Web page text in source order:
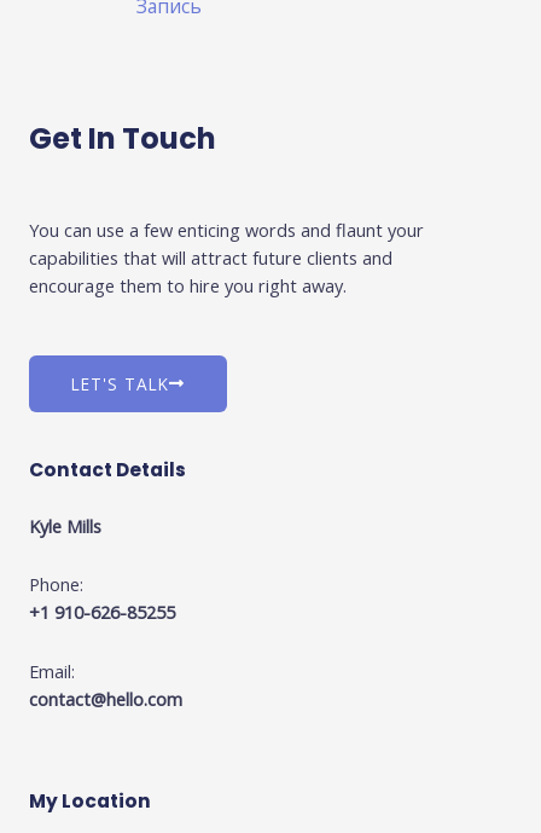
Запись
Get In Touch
You can use a few enticing words and flaunt your
capabilities that will attract future clients and
encourage them to hire you right away.
LET'S TALK
Contact Details
Kyle Mills
Phone:
+1 910-626-85255
Email:
contact@hello.com
My Location